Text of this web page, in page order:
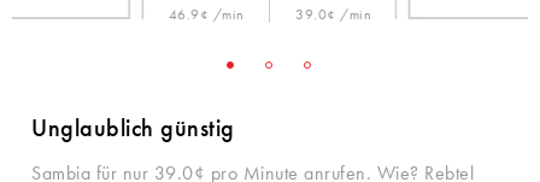
46.9¢ /min 39.0¢ /min
Unglaublich günstig
Sambia für nur 39.0¢ pro Minute anrufen. Wie? Rebtel